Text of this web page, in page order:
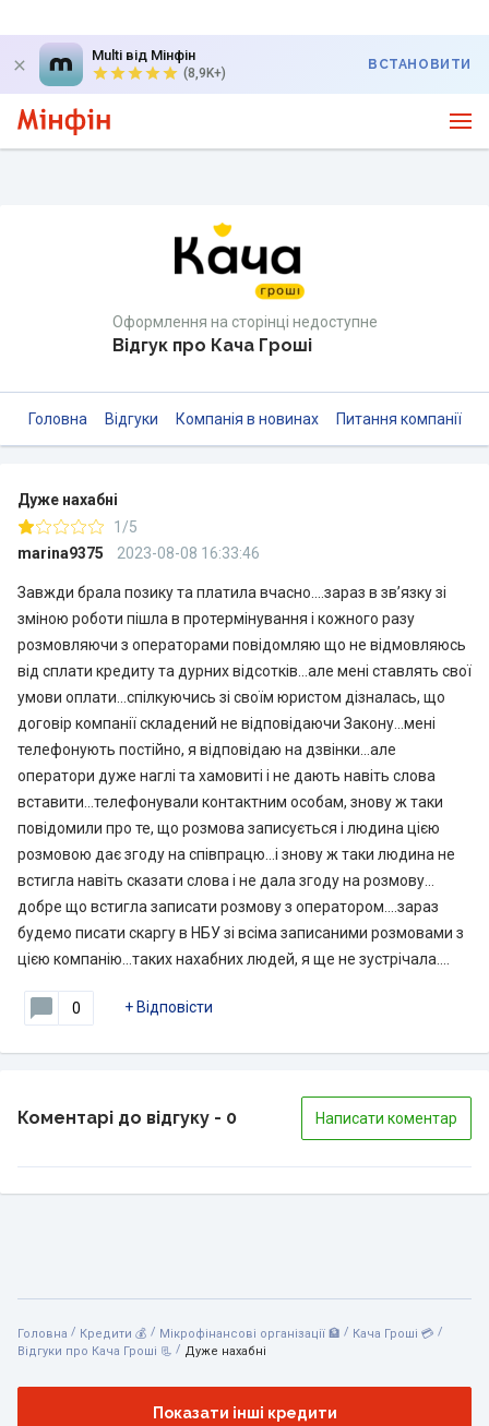
Multi від Мінфін
(8,9K+)
ВСТАНОВИТИ
Оформлення на сторінці недоступне
Відгук про Кача Гроші
Головна Відгуки Компанія в новинах Питання компанії
Дуже нахабні
1/5
marina9375
2023-08-08 16:33:46
Завжди брала позику та платила вчасно….зараз в звʼязку зі
зміною роботи пішла в протермінування і кожного разу
розмовляючи з операторами повідомляю що не відмовляюсь
від сплати кредиту та дурних відсотків…але мені ставлять свої
умови оплати…спілкуючись зі своїм юристом дізналась, що
договір компанії складений не відповідаючи Закону…мені
телефонують постійно, я відповідаю на дзвінки…але
оператори дуже наглі та хамовиті і не дають навіть слова
вставити…телефонували контактним особам, знову ж таки
повідомили про те, що розмова записується і людина цією
розмовою дає згоду на співпрацю…і знову ж таки людина не
встигла навіть сказати слова і не дала згоду на розмову…
добре що встигла записати розмову з оператором….зараз
будемо писати скаргу в НБУ зі всіма записаними розмовами з
цією компанію…таких нахабних людей, я ще не зустрічала….
0 + Відповісти
Коментарі до відгуку - 0 Написати коментар
Головна / Кредити 💰 / Мікрофінансові організації 🏦 / Кача Гроші 💳 /
Відгуки про Кача Гроші 📃 / Дуже нахабні
Показати інші кредити